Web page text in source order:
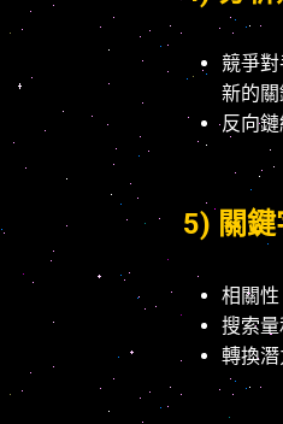
競爭
新的關
反向
5) 關
相關
搜索
轉換